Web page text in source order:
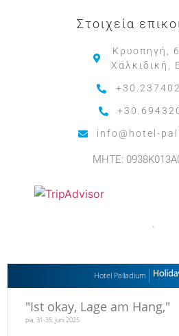
Στοιχεία
Κρυοπηγή,
Χαλκιδική,
info@hotel-
MHTE:
.
Hotel Palladium
"Ist okay, Lage am Hang,"
pia, 31-35, Juni 2025